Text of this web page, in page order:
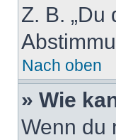
Z. B. „Du
Nach oben
» Wie
Wenn du